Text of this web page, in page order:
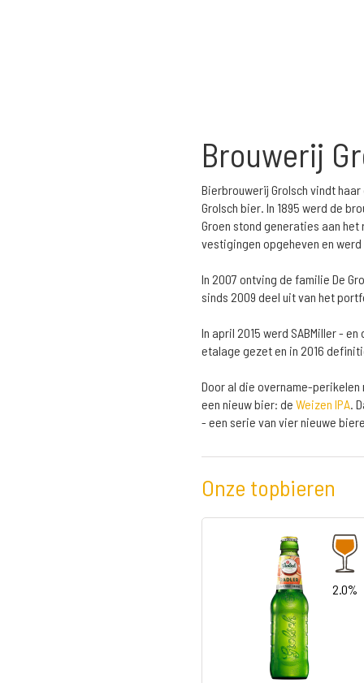
Brouwerij
Bierbrouwerij Grolsch vindt
Grolsch bier. In 1895 werd de
Groen stond generaties aan het
vestigingen opgeheven en
In 2007 ontving de familie De
sinds 2009 deel uit van het
In april 2015 werd SABMiller -
etalage gezet en in 2016
Door al die overname-perikelen
een nieuw bier: deWeizen IPA.
- een serie van vier nieuwe
Onze topbieren
2.0%